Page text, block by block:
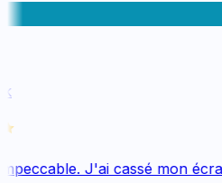
J'ai cassé mon